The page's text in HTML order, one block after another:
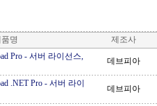
명 제조사
Pro - 서버 라이선스,
데브피아
.NET Pro - 서버 라이
데브피아